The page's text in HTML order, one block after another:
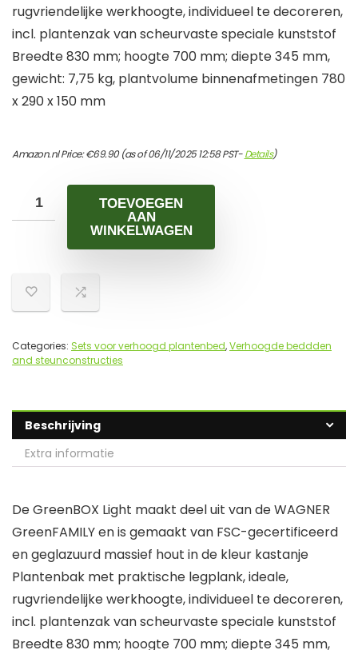
rugvriendelijke werkhoogte, individueel te decoreren,
incl. plantenzak van scheurvaste speciale kunststof
Breedte 830 mm; hoogte 700 mm; diepte 345 mm,
gewicht: 7,75 kg, plantvolume binnenafmetingen 780
x 290 x 150 mm
Amazon.nl Price:€69.90(as of 06/11/2025 12:58 PST-Details)
TOEVOEGEN
AAN
WINKELWAGEN
Categories: Sets voor verhoogd plantenbed,Verhoogde beddden
and steunconstructies
Beschrijving
Extra informatie
De GreenBOX Light maakt deel uit van de WAGNER
GreenFAMILY en is gemaakt van FSC-gecertificeerd
en geglazuurd massief hout in de kleur kastanje
Plantenbak met praktische legplank, ideale,
rugvriendelijke werkhoogte, individueel te decoreren,
incl. plantenzak van scheurvaste speciale kunststof
Breedte 830 mm; hoogte 700 mm; diepte 345 mm,